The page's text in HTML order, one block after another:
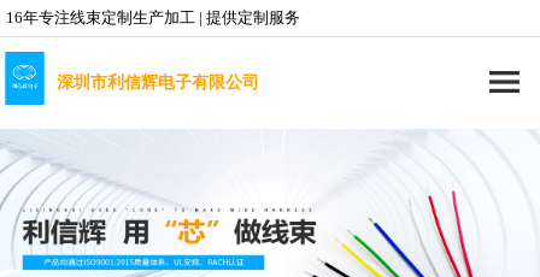
16年专注线束定制生产加工 | 提供定制服务
深圳市利信辉电子有限公司